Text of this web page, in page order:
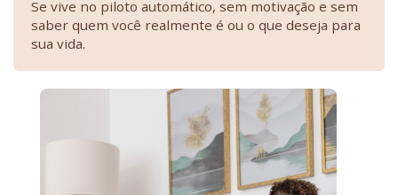
Se vive no piloto automático, sem motivação e sem
saber quem você realmente é ou o que deseja para
sua vida.